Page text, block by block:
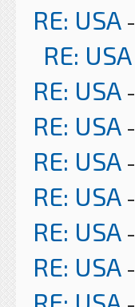
RE: USA -
RE: USA
RE: USA -
RE: USA -
RE: USA -
RE: USA -
RE: USA -
RE: USA -